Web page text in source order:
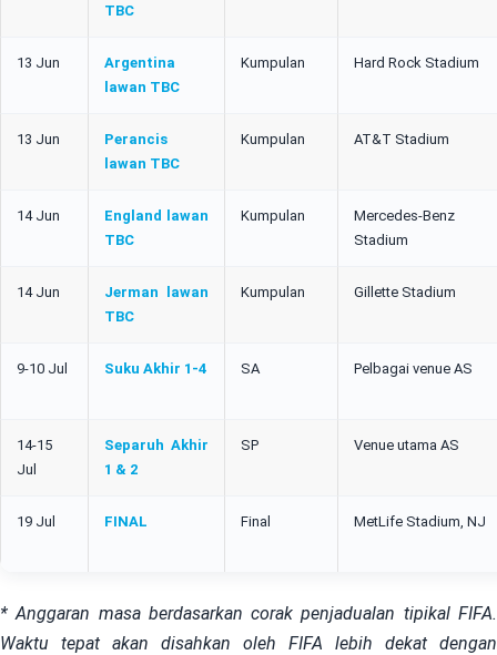
TBC
13 Jun
Argentina
lawan TBC
Kumpulan Hard Rock Stadium
13 Jun
Perancis
lawan TBC
Kumpulan AT&T Stadium
14 Jun
England lawan
TBC
Kumpulan
Mercedes-Benz
Stadium
14 Jun
Jerman lawan
TBC
Kumpulan Gillette Stadium
9-10 Jul Suku Akhir 1-4 SA Pelbagai venue AS
14-15
Jul
Separuh Akhir
1 & 2
SP Venue utama AS
19 Jul FINAL Final MetLife Stadium, NJ
* Anggaran masa berdasarkan corak penjadualan tipikal FIFA.
Waktu tepat akan disahkan oleh FIFA lebih dekat dengan